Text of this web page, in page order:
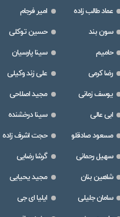
عماد طالب زاده
امیر فرجام
سون بند
حسین توکلی
حامیم
سینا پارسیان
رضا کرمی
علی زند وکیلی
یوسف زمانی
مجید اصلاحی
ابی عالی
سینا درخشنده
مسعود صادقلو
حجت اشرف زاده
سهیل رحمانی
گرشا رضایی
شاهین بنان
مجید یحیایی
سامان جلیلی
ایلیا ای جی